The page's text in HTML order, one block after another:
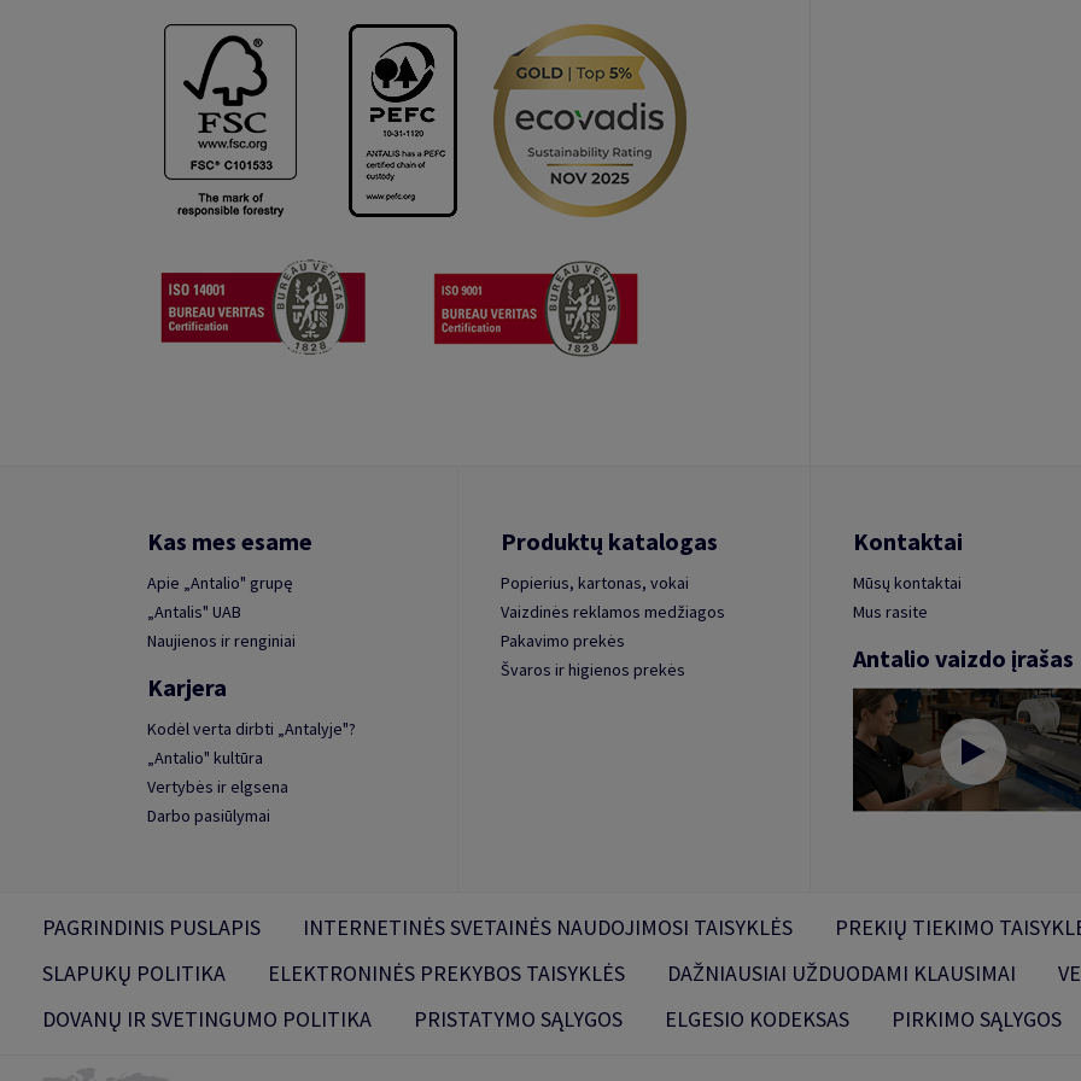
Kas mes esame
Apie „Antalio" grupę
„Antalis" UAB
Naujienos ir renginiai
Karjera
Kodėl verta dirbti „Antalyje"?
„Antalio" kultūra
Vertybės ir elgsena
Darbo pasiūlymai
Produktų katalogas
Popierius, kartonas, vokai
Vaizdinės reklamos medžiagos
Pakavimo prekės
Švaros ir higienos prekės
Kontaktai
Mūsų kontaktai
Mus rasite
Antalio vaizdo įrašas
PAGRINDINIS PUSLAPIS INTERNETINĖS SVETAINĖS NAUDOJIMOSI TAISYKLĖS
PREKIŲ TIEKIMO
SLAPUKŲ POLITIKA
ELEKTRONINĖS PREKYBOS TAISYKLĖS DAŽNIAUSIAI UŽDUODAMI KLAUSIMAI
DOVANŲ IR SVETINGUMO POLITIKA
PRISTATYMO SĄLYGOS ELGESIO KODEKSAS PIRKIMO SĄLYGOS